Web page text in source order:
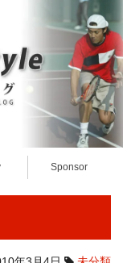
Sponsor